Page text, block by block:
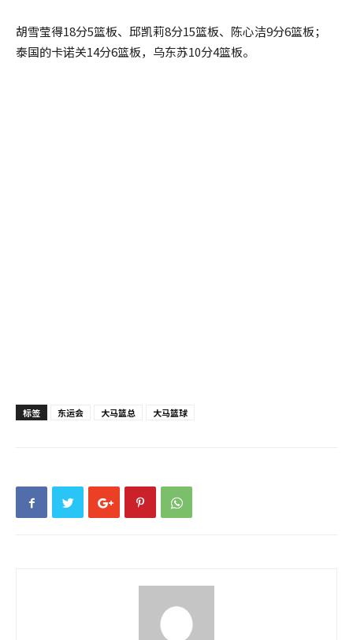
胡雪莹得18分5篮板、邱凯莉8分15篮板、陈心洁9分6篮板；
泰国的卡诺关14分6篮板，乌东苏10分4篮板。
标签 东运会 大马篮总 大马篮球